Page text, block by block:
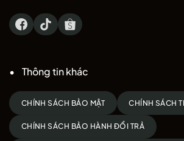
Thông tin khác
CHÍNH SÁCH BẢO MẬT CHÍNH SÁCH
CHÍNH SÁCH BẢO HÀNH ĐỔI TRẢ